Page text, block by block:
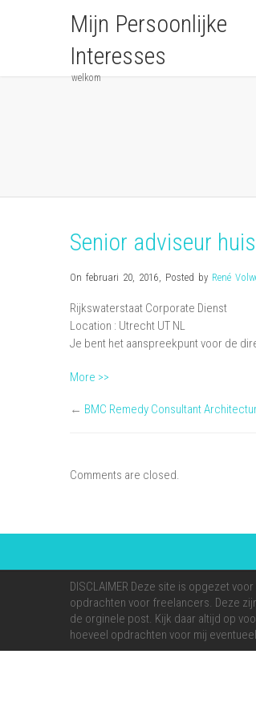
Mijn Persoonlijke
Interesses
welkom
Senior adviseur
On februari 20, 2016, Posted by René
Rijkswaterstaat Corporate Dienst
Location : Utrecht UT NL
Je bent het aanspreekpunt voor de
More >>
← BMC Remedy Consultant
Comments are closed.
DISCLAIMER Deze site is opgezet
opdrachten voor freelancers. Deze
de orginele post. Kijk daar altijd op
hoeveel opdrachten voor mij